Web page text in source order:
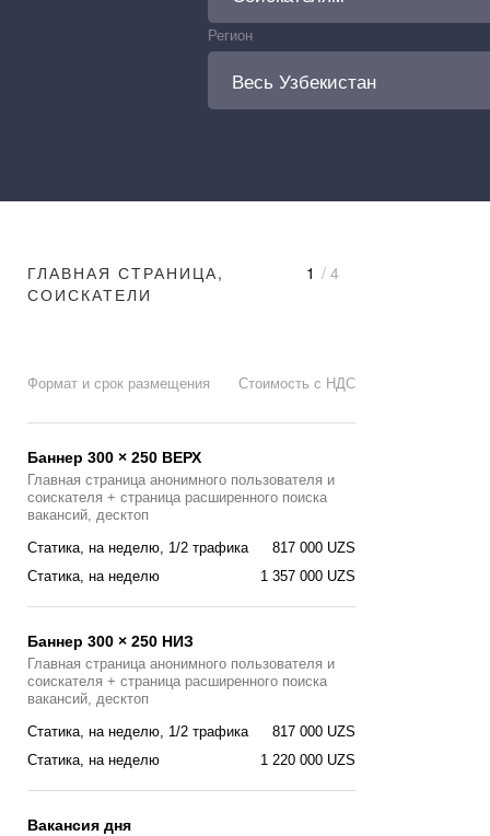
Регион
1 / 4
ГЛАВНАЯ СТРАНИЦА,
СОИСКАТЕЛИ
Формат и срок размещения Стоимость с НДС
Баннер 300 × 250 ВЕРХ
Главная страница анонимного пользователя и
соискателя + страница расширенного поиска
вакансий, десктоп
817 000 UZS
Статика, на неделю, 1/2 трафика
1 357 000 UZS
Статика, на неделю
Баннер 300 × 250 НИЗ
Главная страница анонимного пользователя и
соискателя + страница расширенного поиска
вакансий, десктоп
817 000 UZS
Статика, на неделю, 1/2 трафика
1 220 000 UZS
Статика, на неделю
Вакансия дня